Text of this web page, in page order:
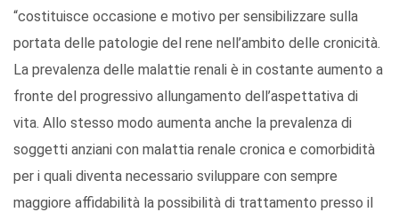
“costituisce occasione e motivo per sensibilizzare sulla
portata delle patologie del rene nell’ambito delle cronicità.
La prevalenza delle malattie renali è in costante aumento a
fronte del progressivo allungamento dell’aspettativa di
vita. Allo stesso modo aumenta anche la prevalenza di
soggetti anziani con malattia renale cronica e comorbidità
per i quali diventa necessario sviluppare con sempre
maggiore affidabilità la possibilità di trattamento presso il